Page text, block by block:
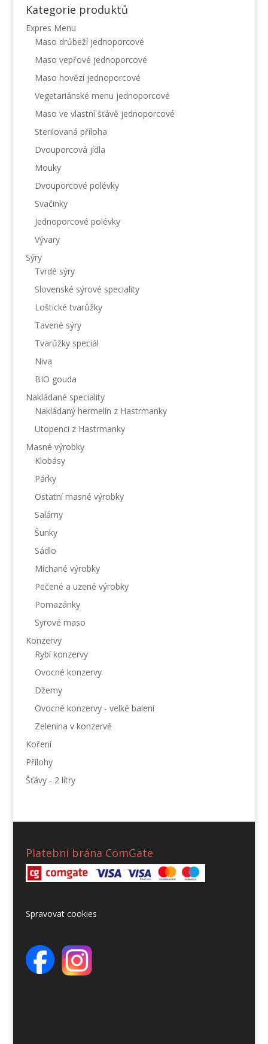
Kategorie produktů
Expres Menu
Maso drůbeží jednoporcové
Maso vepřové jednoporcové
Maso hovězí jednoporcové
Vegetariánské menu jednoporcové
Maso ve vlastní šťávě jednoporcové
Sterilovaná příloha
Dvouporcová jídla
Mouky
Dvouporcové polévky
Svačinky
Jednoporcové polévky
Vývary
Sýry
Tvrdé sýry
Slovenské sýrové speciality
Loštické tvarůžky
Tavené sýry
Tvarůžky speciál
Niva
BIO gouda
Nakládané speciality
Nakládaný hermelín z Hastrmanky
Utopenci z Hastrmanky
Masné výrobky
Klobásy
Párky
Ostatní masné výrobky
Salámy
Šunky
Sádlo
Míchané výrobky
Pečené a uzené výrobky
Pomazánky
Syrové maso
Konzervy
Rybí konzervy
Ovocné konzervy
Džemy
Ovocné konzervy - velké balení
Zelenina v konzervě
Koření
Přílohy
Šťávy - 2 litry
Platební brána ComGate
Spravovat cookies